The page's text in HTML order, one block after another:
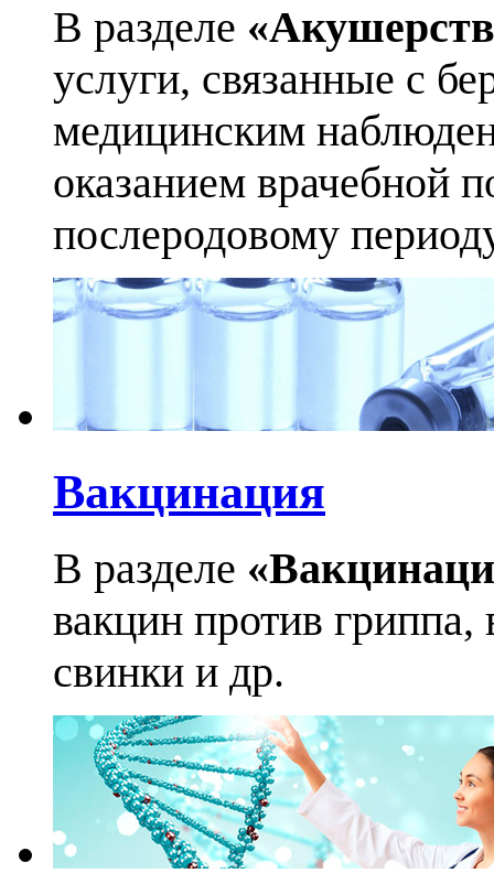
В разделе
услуги, связанные с
медицинским
оказанием врачебной
послеродовому
Вакцинация
В разделе
вакцин против гриппа,
свинки и др.